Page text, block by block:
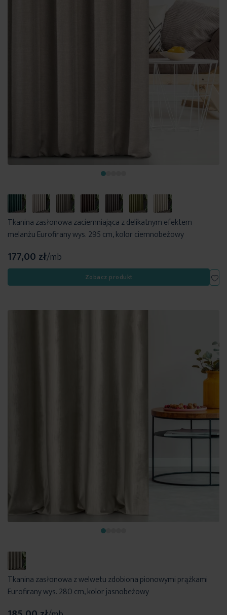
Tkanina zasłonowa zaciemniająca z delikatnym efektem
melanżu Eurofirany wys. 295 cm, kolor ciemnobeżowy
177,00 zł/mb
Zobacz produkt
Tkanina zasłonowa z welwetu zdobiona pionowymi prążkami
Eurofirany wys. 280 cm, kolor jasnobeżowy